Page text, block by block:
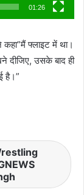
01:26
फ्लाइट में था।
दीजिए, उसके बाद ही
है।”